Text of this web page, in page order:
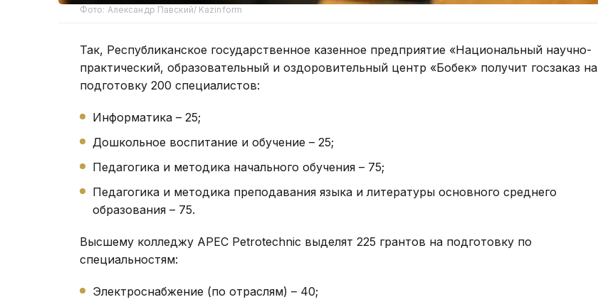
Фото: Александр Павский/ Kazinform
Так, Республиканское государственное казенное предприятие «Национальный научно-
практический, образовательный и оздоровительный центр «Бобек» получит госзаказ на
подготовку 200 специалистов:
Информатика – 25;
Дошкольное воспитание и обучение – 25;
Педагогика и методика начального обучения – 75;
Педагогика и методика преподавания языка и литературы основного среднего
образования – 75.
Высшему колледжу APEC Petrotechnic выделят 225 грантов на подготовку по
специальностям:
Электроснабжение (по отраслям) – 40;